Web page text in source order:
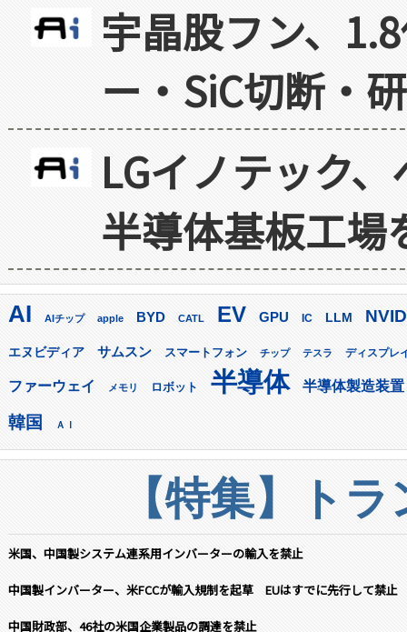
宇晶股フン、
ー・SiC切断・
LGイノテック
半導体基板工場
AI AIチップ apple BYD CATL EV GPU IC LLM
エヌビディア サムスン スマートフォン チップ テスラ ディスプレ
ファーウェイ メモリ ロボット 半導体 半導体製造装置
韓国 ＡＩ
【特集】ト
米国、中国製システム連系用インバーターの輸入を禁止
中国製インバーター、米FCCが輸入規制を起草 EUはすでに先行して禁止
中国財政部、46社の米国企業製品の調達を禁止